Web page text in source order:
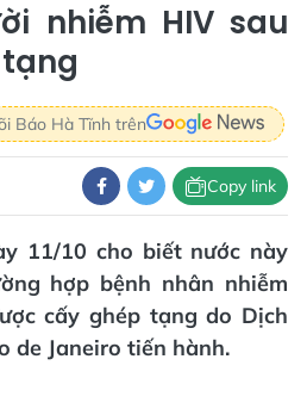
nhiễm HIV sau
Báo Hà Tĩnh trên
Copy link
11/10 cho biết nước này
hợp bệnh nhân nhiễm
cấy ghép tạng do Dịch
de Janeiro tiến hành.